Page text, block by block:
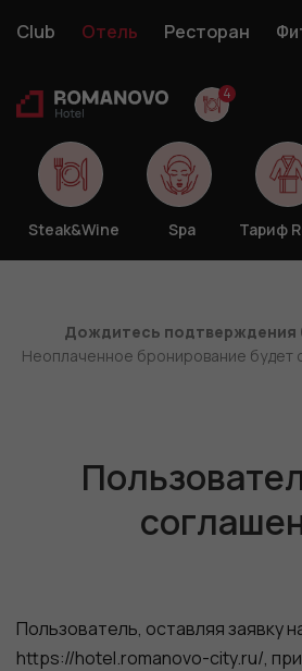
Club Отель Ресторан
4
Бронирование
Услуги
сервис
Steak&Wine Spa Тариф
Дождитесь подтверждения
Неоплаченное бронирование будет
Пользователь, оставляя заявку
https://hotel.romanovo-city.ru/,